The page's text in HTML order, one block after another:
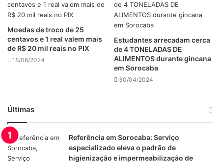
Moedas de troco de 25
centavos e 1 real valem mais
de R$ 20 mil reais no PIX
18/06/2024
Estudantes arrecadam cerca
de 4 TONELADAS DE
ALIMENTOS durante gincana
em Sorocaba
30/04/2024
Últimas
Referência em Sorocaba: Serviço
especializado eleva o padrão de
higienização e impermeabilização de